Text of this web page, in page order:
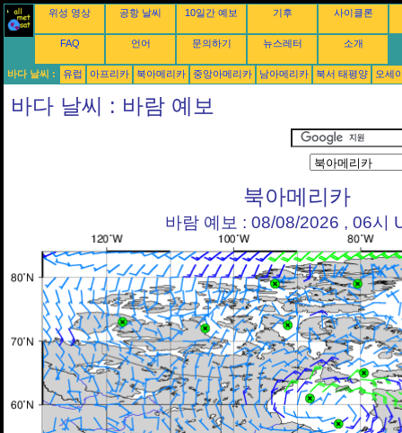
위성 영상 공항 날씨 10일간 예보 기후 사이클론
FAQ 언어 문의하기 뉴스레터 소개
바다 날씨 : 유럽 아프리카 북아메리카 중앙아메리카 남아메리카 북서 태평양 오세
바다 날씨 : 바람 예보
북아메리카
바람 예보 : 08/08/2026 , 06시